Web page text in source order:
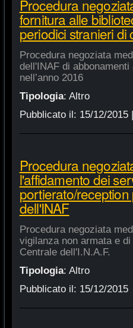
Procedura
fornitura alle
periodici stranieri di
Procedura negoziata
dell'INAF di
nell’anno 2016
Tipologia: Altro
Pubblicato il: 15/12/2015|
Procedura
l'affidamento dei
portierato/
dell'INAF
Procedura negoziata
vigilanza non armata e
Centrale dell'I.N.A.F.
Tipologia: Altro
Pubblicato il: 15/12/2015